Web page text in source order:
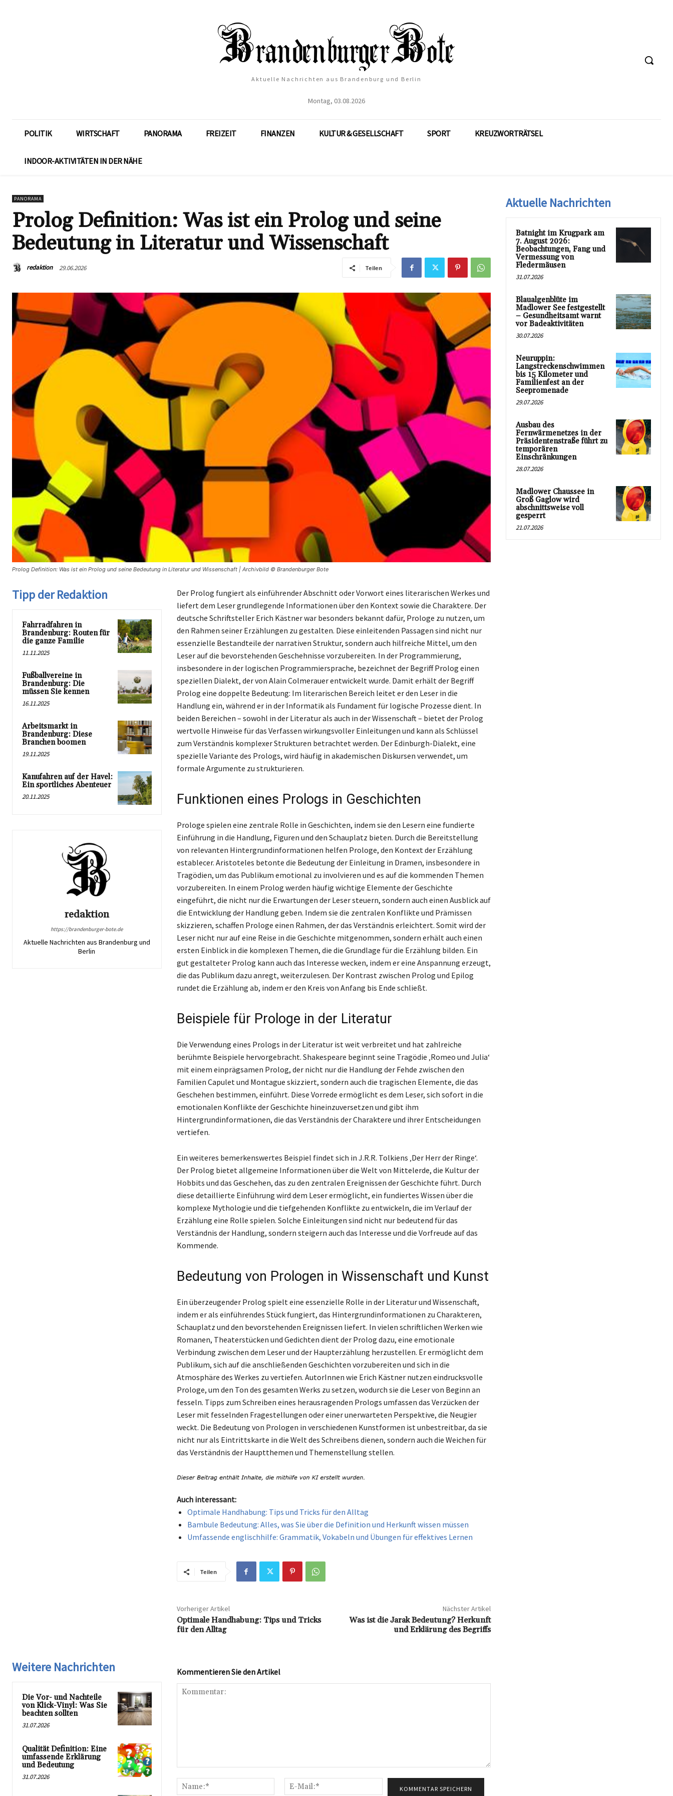
Aktuelle Nachrichten aus Brandenburg und Berlin
Montag, 03.08.2026
POLITIK WIRTSCHAFT PANORAMA FREIZEIT FINANZEN KULTUR & GESELLSCHAFT SPORT KREUZWORTRÄTSEL
INDOOR-AKTIVITÄTEN IN DER NÄHE
PANORAMA
Prolog Definition: Was ist ein Prolog und seine
Bedeutung in Literatur und Wissenschaft
redaktion 29.06.2026 Teilen
Prolog Definition: Was ist ein Prolog und seine Bedeutung in Literatur und Wissenschaft | Archivbild © Brandenburger Bote
Tipp der Redaktion
Fahrradfahren in
Brandenburg: Routen für
die ganze Familie
11.11.2025
Fußballvereine in
Brandenburg: Die
müssen Sie kennen
16.11.2025
Arbeitsmarkt in
Brandenburg: Diese
Branchen boomen
19.11.2025
Kanufahren auf der Havel:
Ein sportliches Abenteuer
20.11.2025
redaktion
https://brandenburger-bote.de
Aktuelle Nachrichten aus Brandenburg und
Berlin
Der Prolog fungiert als einführender Abschnitt oder Vorwort eines literarischen Werkes und
liefert dem Leser grundlegende Informationen über den Kontext sowie die Charaktere. Der
deutsche Schriftsteller Erich Kästner war besonders bekannt dafür, Prologe zu nutzen, um
den Rahmen seiner Erzählungen zu gestalten. Diese einleitenden Passagen sind nicht nur
essenzielle Bestandteile der narrativen Struktur, sondern auch hilfreiche Mittel, um den
Leser auf die bevorstehenden Geschehnisse vorzubereiten. In der Programmierung,
insbesondere in der logischen Programmiersprache, bezeichnet der Begriff Prolog einen
speziellen Dialekt, der von Alain Colmerauer entwickelt wurde. Damit erhält der Begriff
Prolog eine doppelte Bedeutung: Im literarischen Bereich leitet er den Leser in die
Handlung ein, während er in der Informatik als Fundament für logische Prozesse dient. In
beiden Bereichen – sowohl in der Literatur als auch in der Wissenschaft – bietet der Prolog
wertvolle Hinweise für das Verfassen wirkungsvoller Einleitungen und kann als Schlüssel
zum Verständnis komplexer Strukturen betrachtet werden. Der Edinburgh-Dialekt, eine
spezielle Variante des Prologs, wird häufig in akademischen Diskursen verwendet, um
formale Argumente zu strukturieren.
Funktionen eines Prologs in Geschichten
Prologe spielen eine zentrale Rolle in Geschichten, indem sie den Lesern eine fundierte
Einführung in die Handlung, Figuren und den Schauplatz bieten. Durch die Bereitstellung
von relevanten Hintergrundinformationen helfen Prologe, den Kontext der Erzählung
establecer. Aristoteles betonte die Bedeutung der Einleitung in Dramen, insbesondere in
Tragödien, um das Publikum emotional zu involvieren und es auf die kommenden Themen
vorzubereiten. In einem Prolog werden häufig wichtige Elemente der Geschichte
eingeführt, die nicht nur die Erwartungen der Leser steuern, sondern auch einen Ausblick auf
die Entwicklung der Handlung geben. Indem sie die zentralen Konflikte und Prämissen
skizzieren, schaffen Prologe einen Rahmen, der das Verständnis erleichtert. Somit wird der
Leser nicht nur auf eine Reise in die Geschichte mitgenommen, sondern erhält auch einen
ersten Einblick in die komplexen Themen, die die Grundlage für die Erzählung bilden. Ein
gut gestalteter Prolog kann auch das Interesse wecken, indem er eine Anspannung erzeugt,
die das Publikum dazu anregt, weiterzulesen. Der Kontrast zwischen Prolog und Epilog
rundet die Erzählung ab, indem er den Kreis von Anfang bis Ende schließt.
Beispiele für Prologe in der Literatur
Die Verwendung eines Prologs in der Literatur ist weit verbreitet und hat zahlreiche
berühmte Beispiele hervorgebracht. Shakespeare beginnt seine Tragödie ‚Romeo und Julia‘
mit einem einprägsamen Prolog, der nicht nur die Handlung der Fehde zwischen den
Familien Capulet und Montague skizziert, sondern auch die tragischen Elemente, die das
Geschehen bestimmen, einführt. Diese Vorrede ermöglicht es dem Leser, sich sofort in die
emotionalen Konflikte der Geschichte hineinzuversetzen und gibt ihm
Hintergrundinformationen, die das Verständnis der Charaktere und ihrer Entscheidungen
vertiefen.
Ein weiteres bemerkenswertes Beispiel findet sich in J.R.R. Tolkiens ‚Der Herr der Ringe‘.
Der Prolog bietet allgemeine Informationen über die Welt von Mittelerde, die Kultur der
Hobbits und das Geschehen, das zu den zentralen Ereignissen der Geschichte führt. Durch
diese detaillierte Einführung wird dem Leser ermöglicht, ein fundiertes Wissen über die
komplexe Mythologie und die tiefgehenden Konflikte zu entwickeln, die im Verlauf der
Erzählung eine Rolle spielen. Solche Einleitungen sind nicht nur bedeutend für das
Verständnis der Handlung, sondern steigern auch das Interesse und die Vorfreude auf das
Kommende.
Bedeutung von Prologen in Wissenschaft und Kunst
Ein überzeugender Prolog spielt eine essenzielle Rolle in der Literatur und Wissenschaft,
indem er als einführendes Stück fungiert, das Hintergrundinformationen zu Charakteren,
Schauplatz und den bevorstehenden Ereignissen liefert. In vielen schriftlichen Werken wie
Romanen, Theaterstücken und Gedichten dient der Prolog dazu, eine emotionale
Verbindung zwischen dem Leser und der Haupterzählung herzustellen. Er ermöglicht dem
Publikum, sich auf die anschließenden Geschichten vorzubereiten und sich in die
Atmosphäre des Werkes zu vertiefen. AutorInnen wie Erich Kästner nutzen eindrucksvolle
Prologe, um den Ton des gesamten Werks zu setzen, wodurch sie die Leser von Beginn an
fesseln. Tipps zum Schreiben eines herausragenden Prologs umfassen das Verzücken der
Leser mit fesselnden Fragestellungen oder einer unerwarteten Perspektive, die Neugier
weckt. Die Bedeutung von Prologen in verschiedenen Kunstformen ist unbestreitbar, da sie
nicht nur als Eintrittskarte in die Welt des Schreibens dienen, sondern auch die Weichen für
das Verständnis der Hauptthemen und Themenstellung stellen.
Auch interessant:
Optimale Handhabung: Tips und Tricks für den Alltag
Bambule Bedeutung: Alles, was Sie über die Definition und Herkunft wissen müssen
Umfassende englischhilfe: Grammatik, Vokabeln und Übungen für effektives Lernen
Teilen
Vorheriger Artikel
Optimale Handhabung: Tips und Tricks
für den Alltag
Nächster Artikel
Was ist die Jarak Bedeutung? Herkunft
und Erklärung des Begriffs
Weitere Nachrichten
Die Vor- und Nachteile
von Klick-Vinyl: Was Sie
beachten sollten
31.07.2026
Qualität Definition: Eine
umfassende Erklärung
und Bedeutung
31.07.2026
Kommentieren Sie den Artikel
Name:*
Mail:*
Aktuelle Nachrichten
Batnight im Krugpark am
7. August 2026:
Beobachtungen, Fang und
Vermessung von
Fledermäusen
31.07.2026
Blaualgenblüte im
Madlower See festgestellt
– Gesundheitsamt warnt
vor Badeaktivitäten
30.07.2026
Neuruppin:
Langstreckenschwimmen
bis 15 Kilometer und
Familienfest an der
Seepromenade
29.07.2026
Ausbau des
Fernwärmenetzes in der
Präsidentenstraße führt zu
temporären
Einschränkungen
28.07.2026
Madlower Chaussee in
Groß Gaglow wird
abschnittsweise voll
gesperrt
21.07.2026